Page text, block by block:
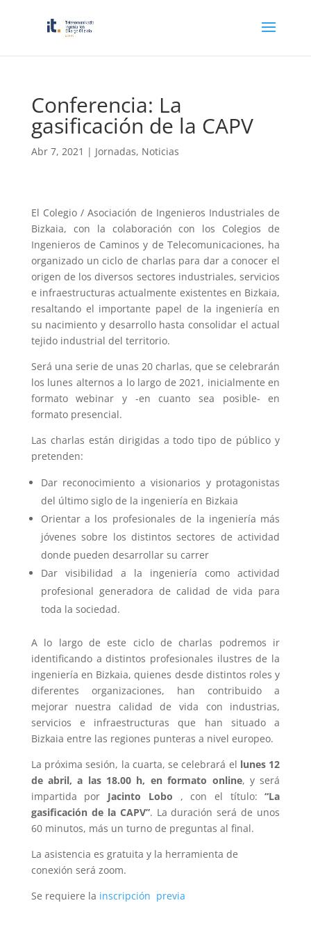
Conferencia: La
gasificación de la CAPV
Abr 7, 2021 | Jornadas, Noticias
El Colegio / Asociación de Ingenieros Industriales de
Bizkaia, con la colaboración con los Colegios de
Ingenieros de Caminos y de Telecomunicaciones, ha
organizado un ciclo de charlas para dar a conocer el
origen de los diversos sectores industriales, servicios
e infraestructuras actualmente existentes en Bizkaia,
resaltando el importante papel de la ingeniería en
su nacimiento y desarrollo hasta consolidar el actual
tejido industrial del territorio.
Será una serie de unas 20 charlas, que se celebrarán
los lunes alternos a lo largo de 2021, inicialmente en
formato webinar y -en cuanto sea posible- en
formato presencial.
Las charlas están dirigidas a todo tipo de público y
pretenden:
Dar reconocimiento a visionarios y protagonistas
del último siglo de la ingeniería en Bizkaia
Orientar a los profesionales de la ingeniería más
jóvenes sobre los distintos sectores de actividad
donde pueden desarrollar su carrer
Dar visibilidad a la ingeniería como actividad
profesional generadora de calidad de vida para
toda la sociedad.
A lo largo de este ciclo de charlas podremos ir
identificando a distintos profesionales ilustres de la
ingeniería en Bizkaia, quienes desde distintos roles y
diferentes organizaciones, han contribuido a
mejorar nuestra calidad de vida con industrias,
servicios e infraestructuras que han situado a
Bizkaia entre las regiones punteras a nivel europeo.
La próxima sesión, la cuarta, se celebrará el lunes 12
de abril, a las 18.00 h, en formato online, y será
impartida por Jacinto Lobo , con el título:“La
gasificación de la CAPV”. La duración será de unos
60 minutos, más un turno de preguntas al final.
La asistencia es gratuita y la herramienta de
conexión será zoom.
Se requiere la inscripción previa